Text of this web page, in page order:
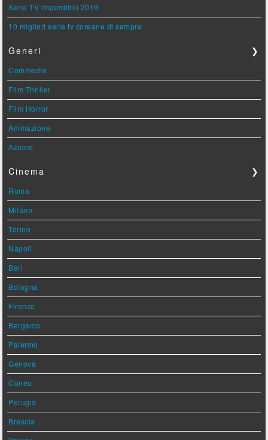
Serie TV imperdibili 2019
10 migliori serie tv coreane di sempre
Generi ❯
Commedie
Film Thriller
Film Horror
Animazione
Azione
Cinema ❯
Roma
Milano
Torino
Napoli
Bari
Bologna
Firenze
Bergamo
Palermo
Genova
Cuneo
Perugia
Brescia